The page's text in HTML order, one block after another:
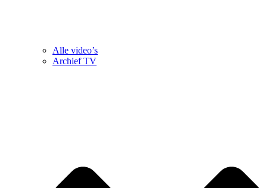
Alle video’s
Archief TV